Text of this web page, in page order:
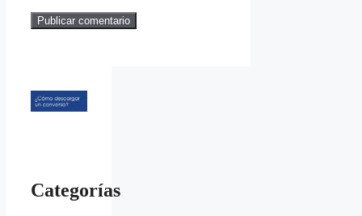
Categorías